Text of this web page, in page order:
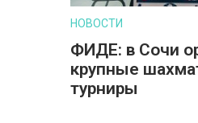
НОВОСТИ
ФИДЕ: в Сочи
крупные
турниры